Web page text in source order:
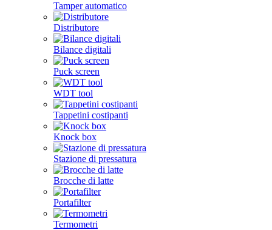
Tamper automatico
Distributore
Bilance digitali
Puck screen
WDT tool
Tappetini costipanti
Knock box
Stazione di pressatura
Brocche di latte
Portafilter
Termometri